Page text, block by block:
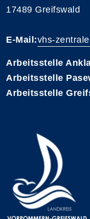
17489 Greifswald
E-Mail:vhs-
Arbeitsstelle
Arbeitsstelle
Arbeitsstelle